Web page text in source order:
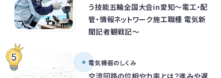
う技能五輪全国大会in愛知～電工・配
管・情報ネットワーク施工職種 電気新
聞記者観戦記～
電気機器のしくみ
交流回路の位相や力率とは？進みや遅